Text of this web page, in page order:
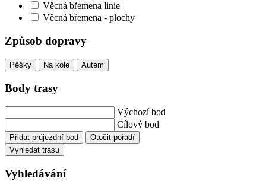
Věcná břemena linie
Věcná břemena - plochy
Způsob dopravy
Pěšky Na kole Autem
Body trasy
Výchozí bod
Cílový bod
Přidat průjezdní bod
Otočit pořadí
Vyhledat trasu
Vyhledávání